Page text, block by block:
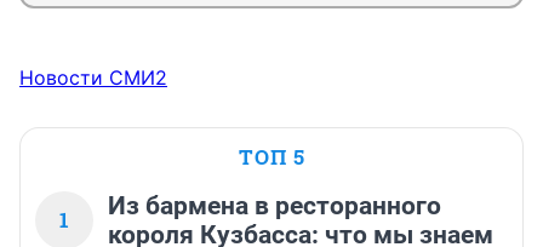
Новости СМИ2
ТОП 5
1
Из бармена в ресторанного
короля Кузбасса: что мы знаем